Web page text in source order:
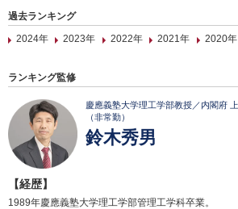
過去ランキング
2024年
2023年 2022年 2021年 2020年
ランキング監修
慶應義塾大学理工学部教授／内閣府
（非常勤）
鈴木秀男
【経歴】
1989年慶應義塾大学理工学部管理工学科卒業。